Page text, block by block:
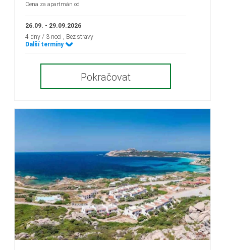
Cena za apartmán od
26.09. - 29.09.2026
4 dny / 3 noci , Bez stravy
Další termíny
Pokračovat